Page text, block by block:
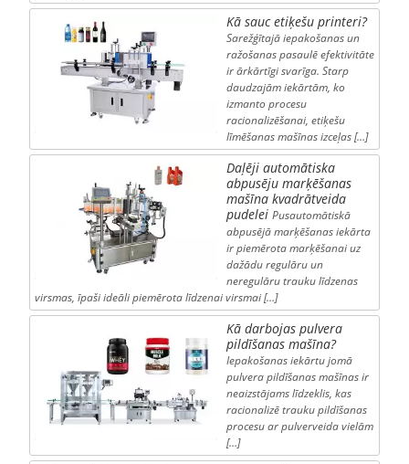
Kā sauc etiķešu printeri?
Sarežģītajā iepakošanas un
ražošanas pasaulē efektivitāte
ir ārkārtīgi svarīga. Starp
daudzajām iekārtām, ko
izmanto procesu
racionalizēšanai, etiķešu
līmēšanas mašīnas izceļas […]
Daļēji automātiska
abpusēju marķēšanas
mašīna kvadrātveida
pudelei Pusautomātiskā
abpusējā marķēšanas iekārta
ir piemērota marķēšanai uz
dažādu regulāru un
neregulāru trauku līdzenas
virsmas, īpaši ideāli piemērota līdzenai virsmai […]
Kā darbojas pulvera
pildīšanas mašīna?
Iepakošanas iekārtu jomā
pulvera pildīšanas mašīnas ir
neaizstājams līdzeklis, kas
racionalizē trauku pildīšanas
procesu ar pulverveida vielām
[…]